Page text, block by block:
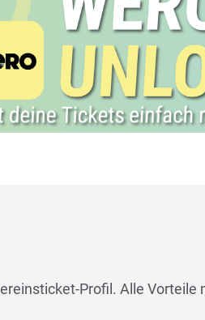
Profil. Alle Vorteile